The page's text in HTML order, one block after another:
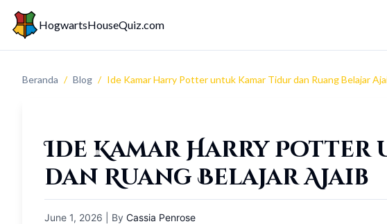
HogwartsHouseQuiz.com
Beranda / Blog / Ide Kamar Harry Potter untuk Kamar Tidur dan Ruang Belajar
Ide Kamar Harry Potter
dan Ruang Belajar Ajaib
June 1, 2026 | By Cassia Penrose